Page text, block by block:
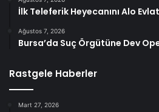
İlk Teleferik Heyecanını Alo
Ağustos 7, 2026
Bursa’da Suç Örgütüne Dev
Rastgele Haberler
Mart 27, 2026